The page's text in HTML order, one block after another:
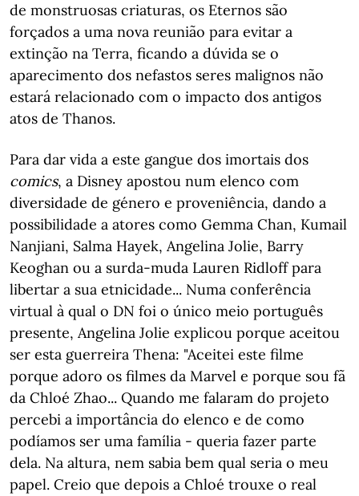
de monstruosas criaturas, os Eternos são
forçados a uma nova reunião para evitar a
extinção na Terra, ficando a dúvida se o
aparecimento dos nefastos seres malignos não
estará relacionado com o impacto dos antigos
atos de Thanos.
Para dar vida a este gangue dos imortais dos
comics, a Disney apostou num elenco com
diversidade de género e proveniência, dando a
possibilidade a atores como Gemma Chan, Kumail
Nanjiani, Salma Hayek, Angelina Jolie, Barry
Keoghan ou a surda-muda Lauren Ridloff para
libertar a sua etnicidade... Numa conferência
virtual à qual o DN foi o único meio português
presente, Angelina Jolie explicou porque aceitou
ser esta guerreira Thena: "Aceitei este filme
porque adoro os filmes da Marvel e porque sou fã
da Chloé Zhao... Quando me falaram do projeto
percebi a importância do elenco e de como
podíamos ser uma família - queria fazer parte
dela. Na altura, nem sabia bem qual seria o meu
papel. Creio que depois a Chloé trouxe o real